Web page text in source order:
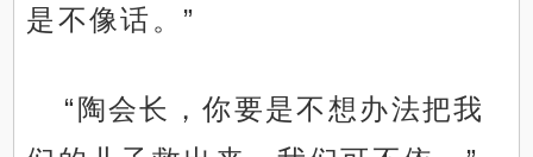
是不像话。”
“陶会长，你要是不想办法把我